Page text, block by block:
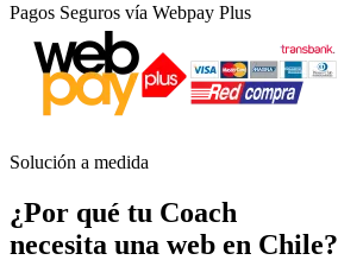
Pagos Seguros vía Webpay Plus
Solución a medida
¿Por qué tu Coach
necesita una web en Chile?